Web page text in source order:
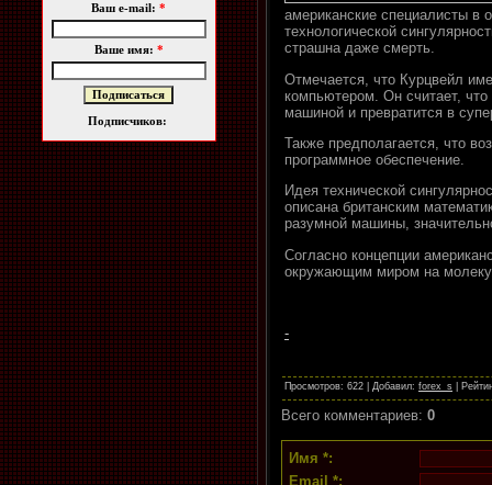
Ваш e-mail: *
Ваше имя: *
Подписчиков:
американские специалисты в
технологической
страшна даже смерть.
Отмечается, что Курцвейл
компьютером. Он считает,
машиной и превратится в
Также предполагается, что
программное обеспечение.
Идея технической
описана британским
разумной машины,
Согласно концепции
окружающим миром на
-
Просмотров: 622 | Добавил: forex_s
Всего комментариев: 0
Имя *:
Email *: